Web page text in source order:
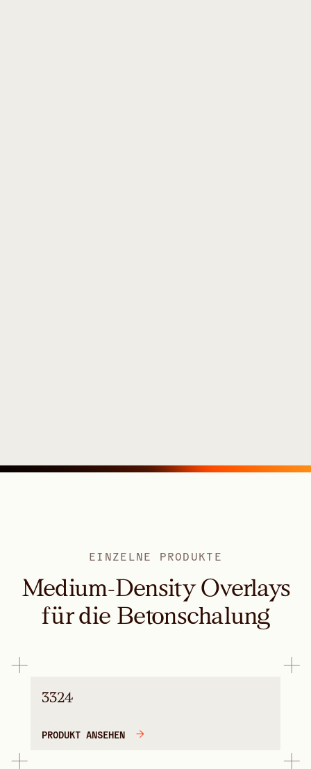
EINZELNE PRODUKTE
Medium-Density Overlays
für die Betonschalung
3324
PRODUKT ANSEHEN